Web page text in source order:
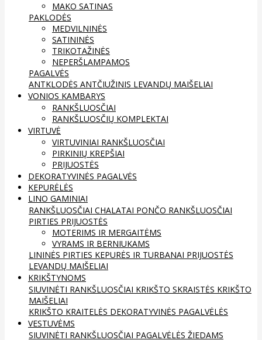
MAKO SATINAS
PAKLODĖS
MEDVILNINĖS
SATININĖS
TRIKOTAŽINĖS
NEPERŠLAMPAMOS
PAGALVĖS
ANTKLODĖS ANTČIUŽINIS LEVANDŲ MAIŠELIAI
VONIOS KAMBARYS
RANKŠLUOSČIAI
RANKŠLUOSČIŲ KOMPLEKTAI
VIRTUVĖ
VIRTUVINIAI RANKŠLUOSČIAI
PIRKINIŲ KREPŠIAI
PRIJUOSTĖS
DEKORATYVINĖS PAGALVĖS
KEPURĖLĖS
LINO GAMINIAI
RANKŠLUOSČIAI CHALATAI PONČO RANKŠLUOSČIAI
PIRTIES PRIJUOSTĖS
MOTERIMS IR MERGAITĖMS
VYRAMS IR BERNIUKAMS
LININĖS PIRTIES KEPURĖS IR TURBANAI PRIJUOSTĖS
LEVANDŲ MAIŠELIAI
KRIKŠTYNOMS
SIUVINĖTI RANKŠLUOSČIAI KRIKŠTO SKRAISTĖS KRIKŠTO
MAIŠELIAI
KRIKŠTO KRAITELĖS DEKORATYVINĖS PAGALVĖLĖS
VESTUVĖMS
SIUVINĖTI RANKŠLUOSČIAI PAGALVĖLĖS ŽIEDAMS